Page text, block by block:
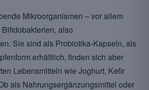
Mikroorganismen – vor allem
also
Sie sind als Probiotika-Kapseln, als
erhältlich, finden sich aber
Lebensmitteln wie Joghurt, Kefir
als Nahrungsergänzungsmittel oder